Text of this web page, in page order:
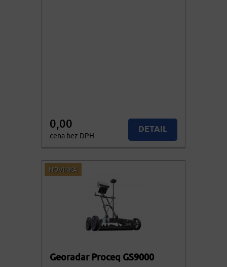
0,00
cena bez DPH
DETAIL
Nedostupné
NOVINKA
Georadar Proceq GS9000